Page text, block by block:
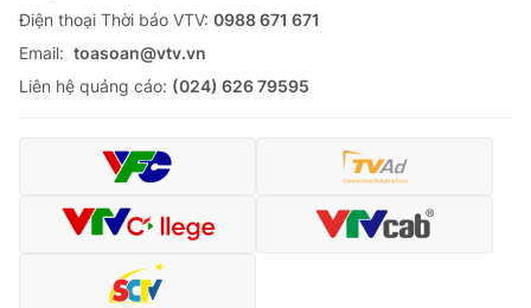
Ðiện thoại Thời báo VTV: 0988 671 671
Email: toasoan@vtv.vn
Liên hệ quảng cáo: (024) 626 79595